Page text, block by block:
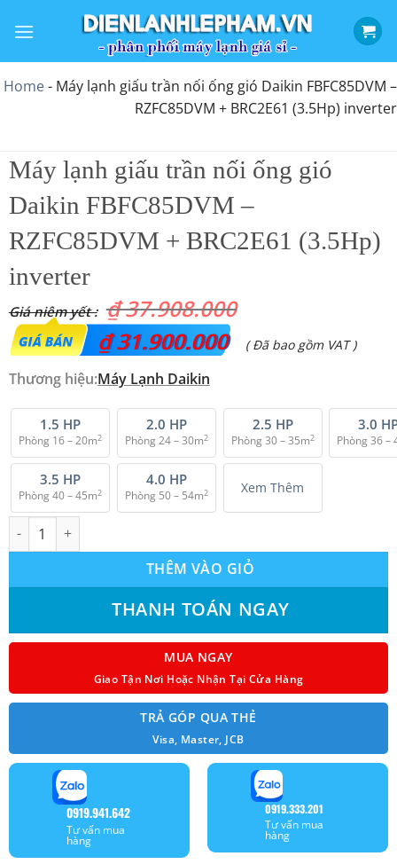
qua
dung
Home- Máy lạnh giấu trần nối ống gió Daikin FBFC85DVM –
RZFC85DVM + BRC2E61 (3.5Hp) inverter
Máy lạnh giấu trần nối ống gió
Daikin FBFC85DVM –
RZFC85DVM + BRC2E61 (3.5Hp)
inverter
₫37.908.000
Giá
gốc
₫ 37.908.000.
₫31.900.000
Giá
là:
₫ 31.900.000.
( Đã bao gồm VAT )
Thương hiệu:Máy Lạnh Daikin
1.5 HP
Phòng 16 – 20m2
2.0 HP
Phòng 24 – 30m2
2.5 HP
Phòng 30 – 35m2
3.0
Phòng 36 –
3.5 HP
Phòng 40 – 45m2
4.0 HP
Phòng 50 – 54m2 Xem Thêm
Máy lạnh giấu trần nối ống gió Daikin FBFC85DVM -
THÊM VÀO GIỎ
THANH TOÁN NGAY
MUA NGAY
Giao Tận Nơi Hoặc Nhận Tại Cửa Hàng
TRẢ GÓP QUA THẺ
Visa, Master, JCB
0919.941.642
Tư vấn mua
hàng
0919.333.201
Tư vấn mua
hàng